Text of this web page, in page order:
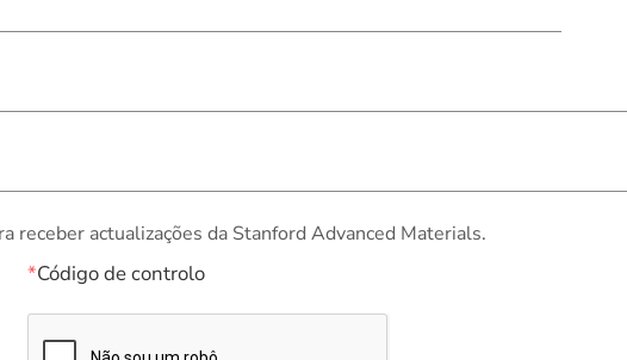
receber actualizações da Stanford Advanced Materials.
*Código de controlo